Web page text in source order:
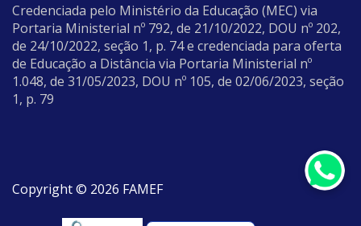
Credenciada pelo Ministério da Educação (MEC) via
Portaria Ministerial nº 792, de 21/10/2022, DOU nº 202,
de 24/10/2022, seção 1, p. 74 e credenciada para oferta
de Educação a Distância via Portaria Ministerial nº
1.048, de 31/05/2023, DOU nº 105, de 02/06/2023, seção
1, p. 79
Copyright © 2026 FAMEF